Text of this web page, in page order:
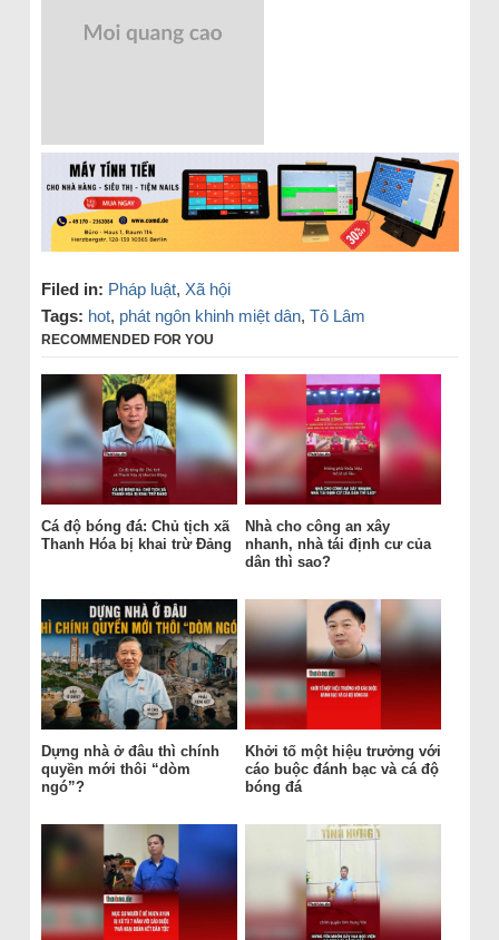
Filed in: Pháp luật, Xã hội
Tags: hot, phát ngôn khinh miệt dân, Tô Lâm
RECOMMENDED FOR YOU
Cá độ bóng đá: Chủ tịch xã
Thanh Hóa bị khai trừ Đảng
Nhà cho công an xây
nhanh, nhà tái định cư của
dân thì sao?
Dựng nhà ở đâu thì chính
quyền mới thôi “dòm
ngó”?
Khởi tố một hiệu trưởng với
cáo buộc đánh bạc và cá độ
bóng đá